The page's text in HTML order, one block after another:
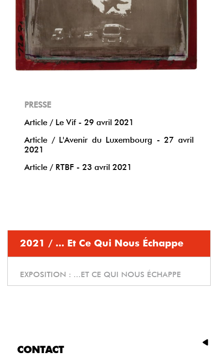
PRESSE
Article / Le Vif - 29 avril 2021
Article / L'Avenir du Luxembourg - 27 avril
2021
Article / RTBF - 23 avril 2021
2021 / ... Et Ce Qui Nous Échappe
EXPOSITION : ...ET CE QUI NOUS ÉCHAPPE
CONTACT